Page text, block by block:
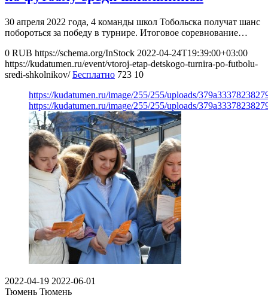
30 апреля 2022 года, 4 команды школ Тобольска получат шанс
побороться за победу в турнире. Итоговое соревнование…
0 RUB https://schema.org/InStock 2022-04-24T19:39:00+03:00
https://kudatumen.ru/event/vtoroj-etap-detskogo-turnira-po-futbolu-
sredi-shkolnikov/ Бесплатно 723 10
https://kudatumen.ru/image/255/255/uploads/
https://kudatumen.ru/image/255/255/uploads/
2022-04-19 2022-06-01
Тюмень Тюмень